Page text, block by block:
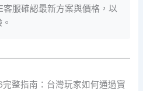
服確認最新方案與價格，以
整指南：台灣玩家如何通過實